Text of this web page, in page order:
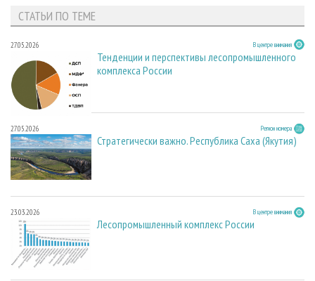
СТАТЬИ ПО ТЕМЕ
27.05.2026 В центре внимания
Тенденции и перспективы лесопромышленного
комплекса России
27.05.2026 Регион номера
Стратегически важно. Республика Саха (Якутия)
23.03.2026 В центре внимания
Лесопромышленный комплекс России